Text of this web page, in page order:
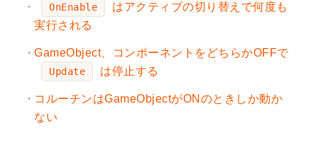
OnEnable
はアクティブの切り替えで何度も
実行される
GameObject、コンポーネントをどちらかOFFで
Update は停止する
コルーチンはGameObjectがONのときしか動か
ない